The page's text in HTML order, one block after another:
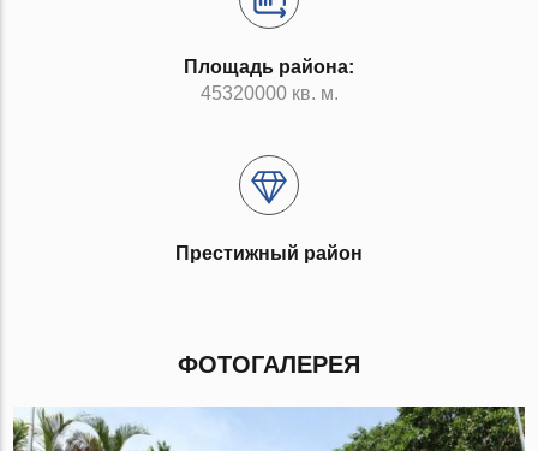
Площадь района:
45320000 кв. м.
Престижный район
ФОТОГАЛЕРЕЯ